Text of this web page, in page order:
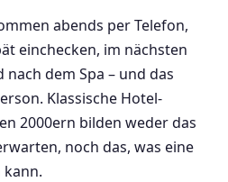
abends per Telefon,
einchecken, im nächsten
dem Spa – und das
Klassische Hotel-
2000ern bilden weder das
noch das, was eine
kann.